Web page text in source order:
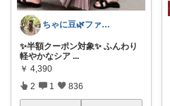
ちゃに豆🌿ファッション好き✨
✨半額クーポン対象✨ ふんわり
軽やかなシア ...
￥ 4,390
2 1 836